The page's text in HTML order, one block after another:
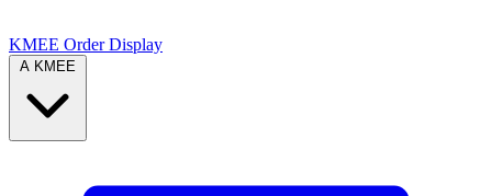
KMEE Order Display